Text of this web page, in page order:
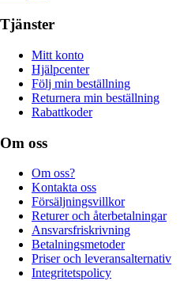
Tjänster
Mitt konto
Hjälpcenter
Följ min beställning
Returnera min beställning
Rabattkoder
Om oss
Om oss?
Kontakta oss
Försäljningsvillkor
Returer och återbetalningar
Ansvarsfriskrivning
Betalningsmetoder
Priser och leveransalternativ
Integritetspolicy